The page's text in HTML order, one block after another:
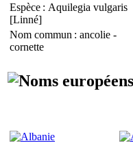
Espèce : Aquilegia vulgaris
[Linné]
Nom commun : ancolie -
cornette